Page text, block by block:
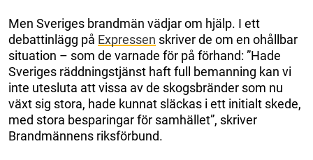
Men Sveriges brandmän vädjar om hjälp. I ett
debattinlägg på Expressen skriver de om en ohållbar
situation – som de varnade för på förhand: ”Hade
Sveriges räddningstjänst haft full bemanning kan vi
inte utesluta att vissa av de skogsbränder som nu
växt sig stora, hade kunnat släckas i ett initialt skede,
med stora besparingar för samhället”, skriver
Brandmännens riksförbund.